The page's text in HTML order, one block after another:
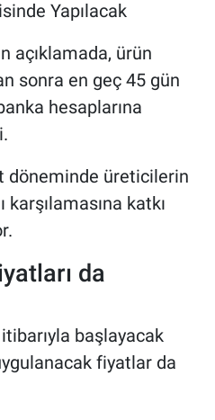
Yapılacak
açıklamada, ürün
sonra en geç 45 gün
hesaplarına
döneminde üreticilerin
katkı
da
başlayacak
fiyatlar da